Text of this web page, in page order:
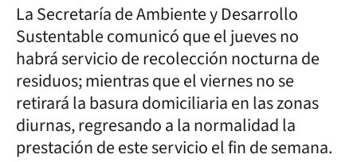
La Secretaría de Ambiente y Desarrollo
Sustentable comunicó que el jueves no
habrá servicio de recolección nocturna de
residuos; mientras que el viernes no se
retirará la basura domiciliaria en las zonas
diurnas, regresando a la normalidad la
prestación de este servicio el fin de semana.